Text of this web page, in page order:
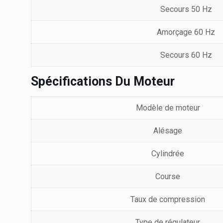
Secours 50 Hz
Amorçage 60 Hz
Secours 60 Hz
Spécifications Du Moteur
Modèle de moteur
Alésage
Cylindrée
Course
Taux de compression